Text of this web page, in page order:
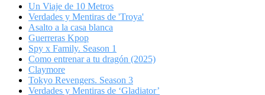
Un Viaje de 10 Metros
Verdades y Mentiras de 'Troya'
Asalto a la casa blanca
Guerreras Kpop
Spy x Family. Season 1
Como entrenar a tu dragón (2025)
Claymore
Tokyo Revengers. Season 3
Verdades y Mentiras de ‘Gladiator’